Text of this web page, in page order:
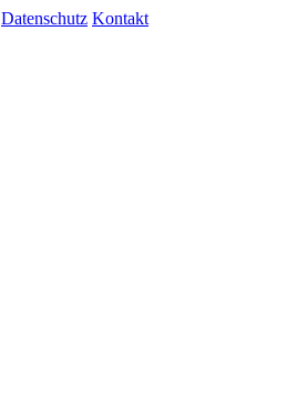
Datenschutz Kontakt